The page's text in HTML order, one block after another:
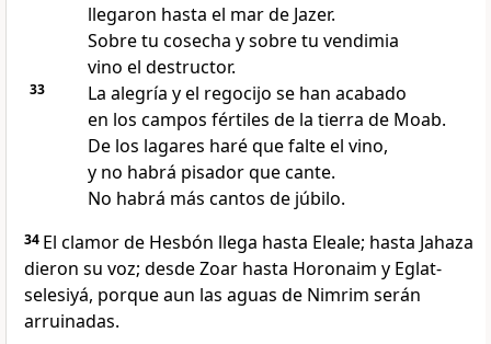
llegaron hasta el mar de Jazer.
Sobre tu cosecha y sobre tu vendimia
vino el destructor.
33
La alegría y el regocijo se han acabado
en los campos fértiles de la tierra de Moab.
De los lagares haré que falte el vino,
y no habrá pisador que cante.
No habrá más cantos de júbilo.
34 El clamor de Hesbón llega hasta Eleale; hasta Jahaza
dieron su voz; desde Zoar hasta Horonaim y Eglat-
selesiyá, porque aun las aguas de Nimrim serán
arruinadas.